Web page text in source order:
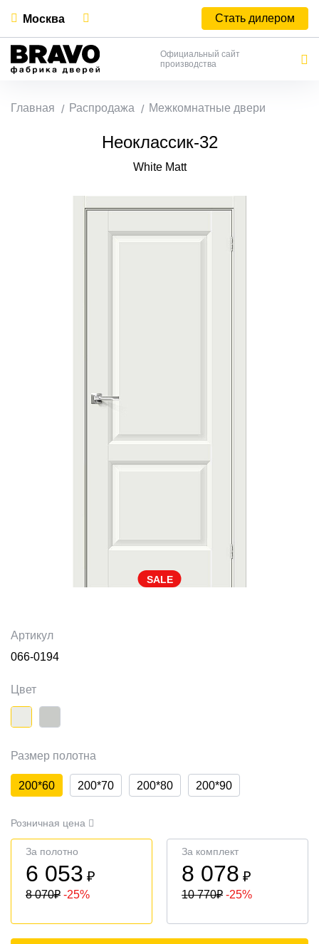
Москва Стать дилером
Официальный сайт
производства
Главная Распродажа Межкомнатные двери
Неоклассик-32
White Matt
SALE
Артикул
066-0194
Цвет
Размер полотна
200*60 200*70 200*80 200*90
Розничная цена
За полотно
6 053 ₽
8 070₽ -25%
За комплект
8 078 ₽
10 770₽ -25%